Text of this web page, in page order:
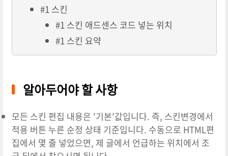
#1 스킨
#1 스킨 애드센스 코드 넣는 위치
#1 스킨 요약
알아두어야 할 사항
모든 스킨 편집 내용은 '기본'값입니다. 즉, 스킨변경에서
적용 버튼 누른 순정 상태 기준입니다. 수동으로 HTML편
집에서 몇 줄 넣었으면, 제 글에서 언급하는 위치에서 조